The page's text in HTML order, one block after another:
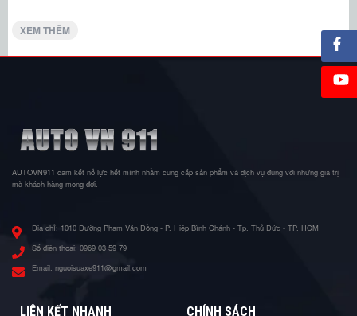
XEM THÊM
AUTOVN911 cam kết nỗ lực hết mình nhằm cung cấp sản phẩm và dịch vụ đúng với những giá trị
mà khách hàng mong đợi.
Địa chỉ: 1010 Đường Phạm Văn Đồng - P. Hiệp Bình Chánh - Tp. Thủ Đức - TP. HCM
Số điện thoại: 0969 03 59 79
Email: nguoisuaxe911@gmail.com
LIÊN KẾT NHANH CHÍNH SÁCH